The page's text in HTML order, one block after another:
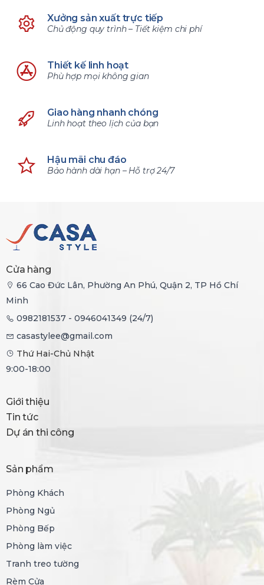
Xưởng sản xuất trực tiếp
Chủ động quy trình – Tiết kiệm chi phí
Thiết kế linh hoạt
Phù hợp mọi không gian
Giao hàng nhanh chóng
Linh hoạt theo lịch của bạn
Hậu mãi chu đáo
Bảo hành dài hạn – Hỗ trợ 24/7
Cửa hàng
66 Cao Đức Lân, Phường An Phú, Quận 2, TP Hồ Chí
Minh
0982181537 - 0946041349 (24/7)
casastylee@gmail.com
Thứ Hai-Chủ Nhật
9:00-18:00
Giới thiệu
Tin tức
Dự án thi công
Sản phẩm
Phòng Khách
Phòng Ngủ
Phòng Bếp
Phòng làm việc
Tranh treo tường
Rèm Cửa